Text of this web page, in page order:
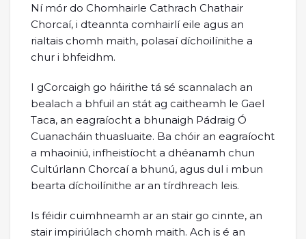
Ní mór do Chomhairle Cathrach Chathair
Chorcaí, i dteannta comhairlí eile agus an
rialtais chomh maith, polasaí díchoilínithe a
chur i bhfeidhm.
I gCorcaigh go háirithe tá sé scannalach an
bealach a bhfuil an stát ag caitheamh le Gael
Taca, an eagraíocht a bhunaigh Pádraig Ó
Cuanacháin thuasluaite. Ba chóir an eagraíocht
a mhaoiniú, infheistíocht a dhéanamh chun
Cultúrlann Chorcaí a bhunú, agus dul i mbun
bearta díchoilínithe ar an tírdhreach leis.
Is féidir cuimhneamh ar an stair go cinnte, an
stair impiriúlach chomh maith. Ach is é an